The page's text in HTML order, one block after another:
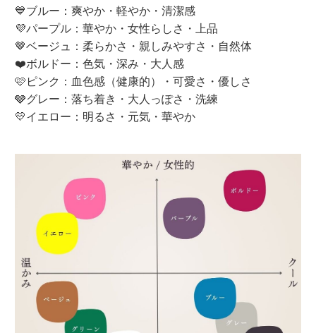
💙ブルー：爽やか・軽やか・清潔感
💜パープル：華やか・女性らしさ・上品
🤎ベージュ：柔らかさ・親しみやすさ・自然体
❤️ボルドー：色気・深み・大人感
🩷ピンク：血色感（健康的）・可愛さ・優しさ
🩶グレー：落ち着き・大人っぽさ・洗練
💛イエロー：明るさ・元気・華やか